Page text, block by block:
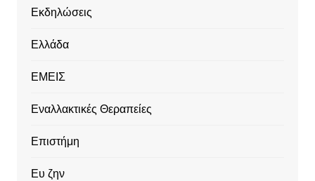
Εκδηλώσεις
Ελλάδα
ΕΜΕΙΣ
Εναλλακτικές Θεραπείες
Επιστήμη
Ευ ζην